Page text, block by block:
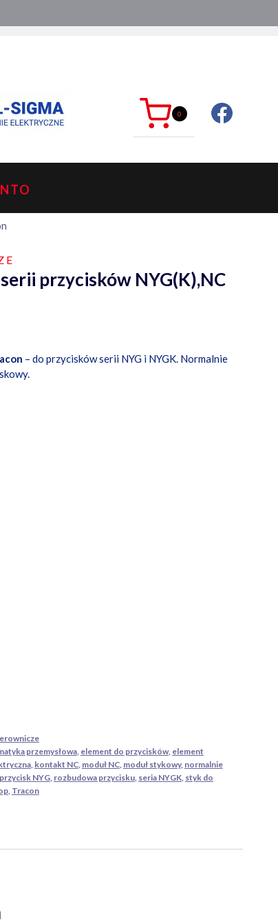
0
przycisków NYG(K),NC
– do przycisków serii NYG i NYGK. Normalnie
przemysłowa, element do przycisków, element
, kontakt NC, moduł NC, moduł stykowy, normalnie
przycisk NYG, rozbudowa przycisku, seria NYGK, styk do
, Tracon